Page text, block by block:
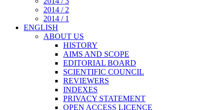
2014 / 2
2014 / 1
ENGLISH
ABOUT US
HISTORY
AIMS AND SCOPE
EDITORIAL BOARD
SCIENTIFIC COUNCIL
REVIEWERS
INDEXES
PRIVACY STATEMENT
OPEN ACCESS LICENCE